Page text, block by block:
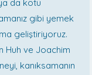
da kötü
gibi yemek
geliştiriyoruz.
Huh ve Joachim
kanıksamanın